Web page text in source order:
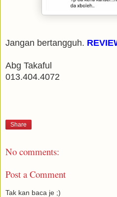
Jangan bertangguh.
Abg Takaful
013.404.4072
Share
No comments:
Post a Comment
Tak kan baca je ;)